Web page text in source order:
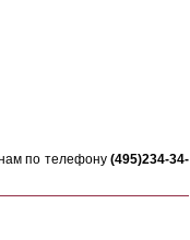
нам по телефону(495)234-34-